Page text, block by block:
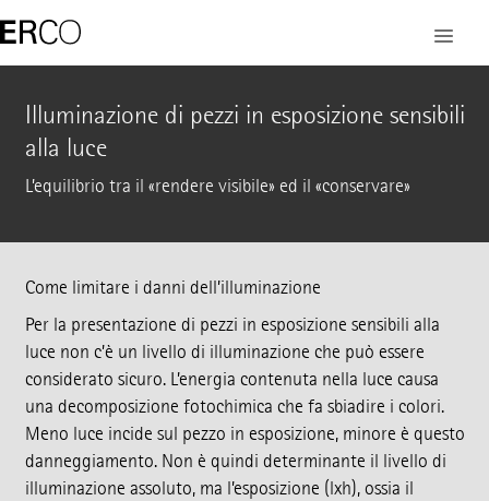
Illuminazione di pezzi in esposizione sensibili
alla luce
L’equilibrio tra il «rendere visibile» ed il «conservare»
Come limitare i danni dell’illuminazione
Per la presentazione di pezzi in esposizione sensibili alla
luce non c’è un livello di illuminazione che può essere
considerato sicuro. L’energia contenuta nella luce causa
una decomposizione fotochimica che fa sbiadire i colori.
Meno luce incide sul pezzo in esposizione, minore è questo
danneggiamento. Non è quindi determinante il livello di
illuminazione assoluto, ma l’esposizione (lxh), ossia il